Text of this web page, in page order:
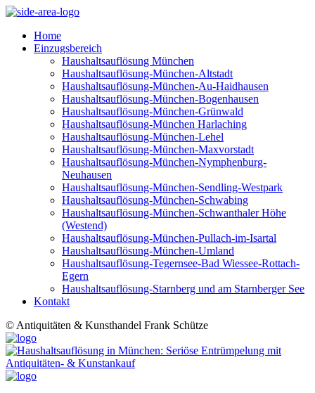
Home
Einzugsbereich
Haushaltsauflösung München
Haushaltsauflösung-München-Altstadt
Haushaltsauflösung-München-Au-Haidhausen
Haushaltsauflösung-München-Bogenhausen
Haushaltsauflösung-München-Grünwald
Haushaltsauflösung-München Harlaching
Haushaltsauflösung-München-Lehel
Haushaltsauflösung-München-Maxvorstadt
Haushaltsauflösung-München-Nymphenburg-
Neuhausen
Haushaltsauflösung-München-Sendling-Westpark
Haushaltsauflösung-München-Schwabing
Haushaltsauflösung-München-Schwanthaler Höhe
(Westend)
Haushaltsauflösung-München-Pullach-im-Isartal
Haushaltsauflösung-München-Umland
Haushaltsauflösung-Tegernsee-Bad Wiessee-Rottach-
Egern
Haushaltsauflösung-Starnberg und am Starnberger See
Kontakt
© Antiquitäten & Kunsthandel Frank Schütze